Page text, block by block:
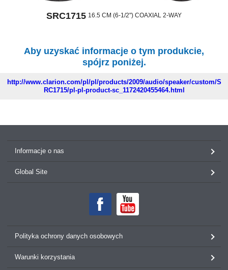
SRC1715 16.5 CM (6-1/2") COAXIAL 2-WAY
Aby uzyskać informacje o tym produkcie,
spójrz poniżej.
http://www.clarion.com/pl/pl/products/2009/audio/speaker/custom/S
RC1715/pl-pl-product-sc_1172420455464.html
Informacje o nas
Global Site
Polityka ochrony danych osobowych
Warunki korzystania